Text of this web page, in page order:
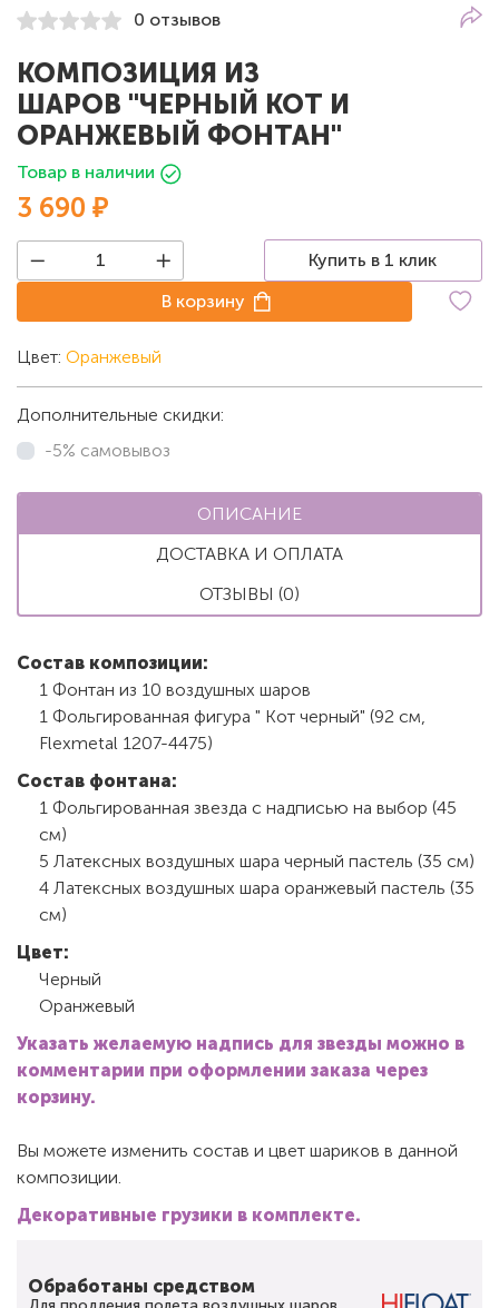
0 отзывов
КОМПОЗИЦИЯ ИЗ
ШАРОВ "ЧЕРНЫЙ КОТ И
ОРАНЖЕВЫЙ ФОНТАН"
Товар в наличии
3 690 ₽
Купить в 1 клик
В корзину
Цвет: Оранжевый
Дополнительные скидки:
-5% самовывоз
ОПИСАНИЕ
ДОСТАВКА И ОПЛАТА
ОТЗЫВЫ (0)
Состав композиции:
1 Фонтан из 10 воздушных шаров
1 Фольгированная фигура " Кот черный" (92 см,
Flexmetal 1207-4475)
Состав фонтана:
1 Фольгированная звезда с надписью на выбор (45
см)
5 Латексных воздушных шара черный пастель (35 см)
4 Латексных воздушных шара оранжевый пастель (35
см)
Цвет:
Черный
Оранжевый
Указать желаемую надпись для звезды можно в
комментарии при оформлении заказа через
корзину.
Вы можете изменить состав и цвет шариков в данной
композиции.
Декоративные грузики в комплекте.
Обработаны средством